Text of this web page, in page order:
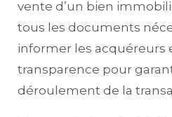
vente d’un bien
tous les documents
informer les acquéreurs
transparence pour
déroulement de la